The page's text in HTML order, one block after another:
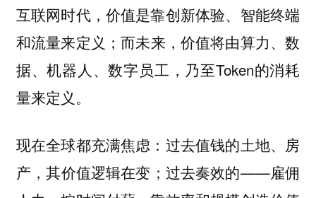
互联网时代，价值是靠创新体验、智能终端
和流量来定义；而未来，价值将由算力、数
据、机器人、数字员工，乃至Token的消耗
量来定义。
现在全球都充满焦虑：过去值钱的土地、房
产，其价值逻辑在变；过去奏效的——雇佣